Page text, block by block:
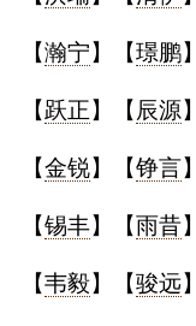
【瀚宁】【璟鹏
【跃正】【 辰源
【金锐】【铮言
【锡丰】【雨昔
【韦毅】【骏远